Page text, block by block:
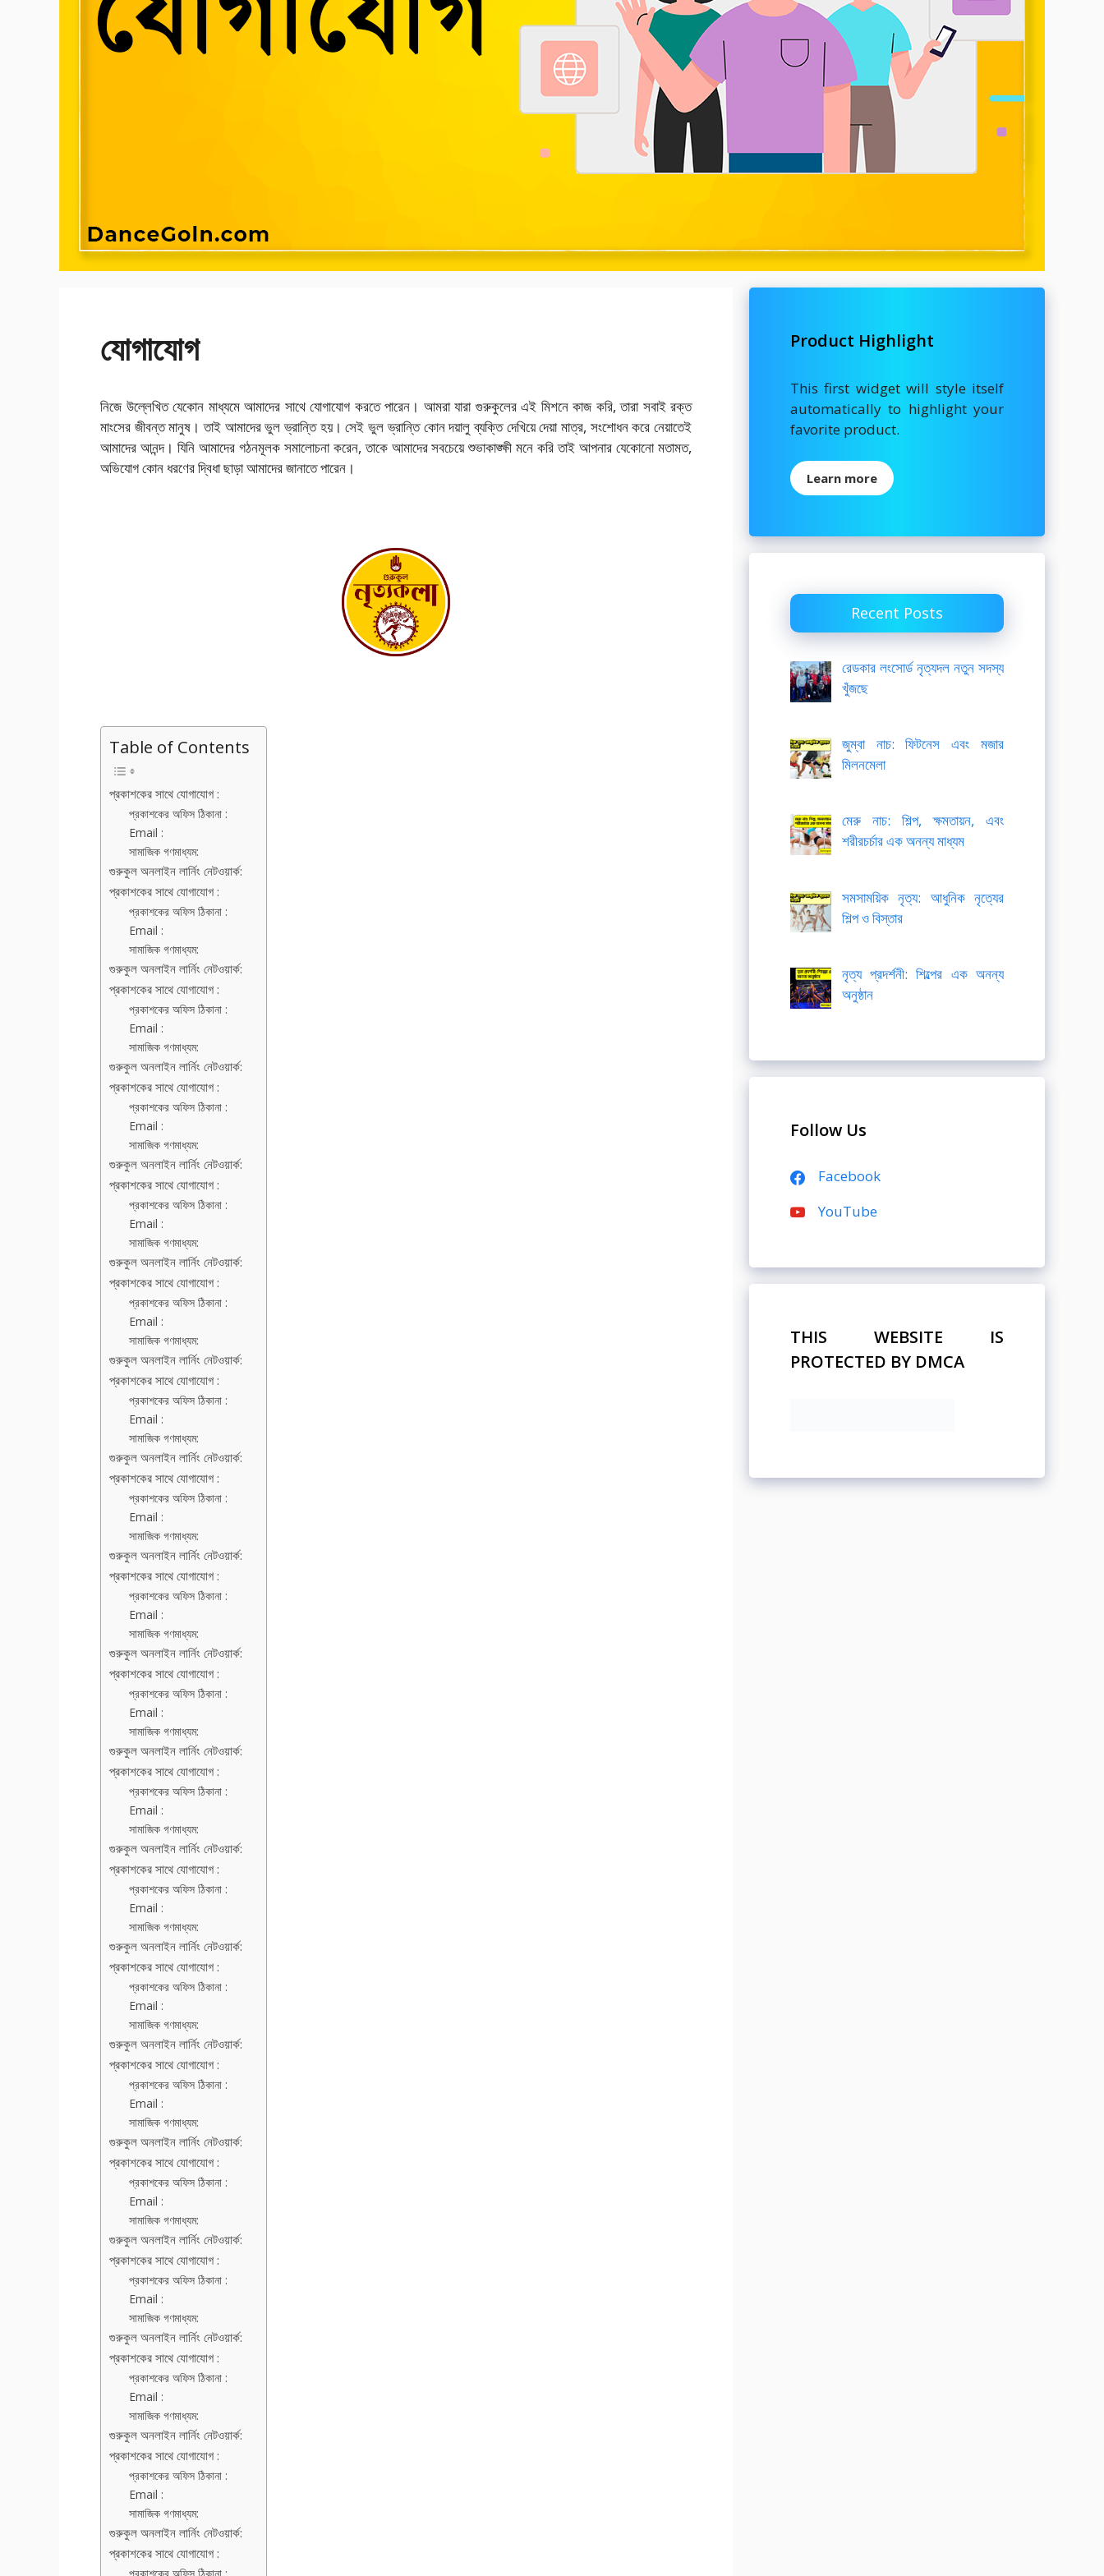
যোগাযোগ
নিজে উল্লেখিত যেকোন মাধ্যমে আমাদের সাথে যোগাযোগ করতে পারেন। আমরা যারা গুরুকুলের এই মিশনে কাজ করি, তারা সবাই রক্ত
মাংসের জীবন্ত মানুষ। তাই আমাদের ভুল ভ্রান্তি হয়। সেই ভুল ভ্রান্তি কোন দয়ালু ব্যক্তি দেখিয়ে দেয়া মাত্র, সংশোধন করে নেয়াতেই
আমাদের আনন্দ। যিনি আমাদের গঠনমূলক সমালোচনা করেন, তাকে আমাদের সবচেয়ে শুভাকাঙ্ক্ষী মনে করি তাই আপনার যেকোনো মতামত,
অভিযোগ কোন ধরণের দ্বিধা ছাড়া আমাদের জানাতে পারেন।
Table of Contents
প্রকাশকের সাথে যোগাযোগ :
প্রকাশকের অফিস ঠিকানা :
Email :
সামাজিক গণমাধ্যম:
গুরুকুল অনলাইন লার্নিং নেটওয়ার্ক:
প্রকাশকের সাথে যোগাযোগ :
প্রকাশকের অফিস ঠিকানা :
Email :
সামাজিক গণমাধ্যম:
গুরুকুল অনলাইন লার্নিং নেটওয়ার্ক:
প্রকাশকের সাথে যোগাযোগ :
প্রকাশকের অফিস ঠিকানা :
Email :
সামাজিক গণমাধ্যম:
গুরুকুল অনলাইন লার্নিং নেটওয়ার্ক:
প্রকাশকের সাথে যোগাযোগ :
প্রকাশকের অফিস ঠিকানা :
Email :
সামাজিক গণমাধ্যম:
গুরুকুল অনলাইন লার্নিং নেটওয়ার্ক:
প্রকাশকের সাথে যোগাযোগ :
প্রকাশকের অফিস ঠিকানা :
Email :
সামাজিক গণমাধ্যম:
গুরুকুল অনলাইন লার্নিং নেটওয়ার্ক:
প্রকাশকের সাথে যোগাযোগ :
প্রকাশকের অফিস ঠিকানা :
Email :
সামাজিক গণমাধ্যম:
গুরুকুল অনলাইন লার্নিং নেটওয়ার্ক:
প্রকাশকের সাথে যোগাযোগ :
প্রকাশকের অফিস ঠিকানা :
Email :
সামাজিক গণমাধ্যম:
গুরুকুল অনলাইন লার্নিং নেটওয়ার্ক:
প্রকাশকের সাথে যোগাযোগ :
প্রকাশকের অফিস ঠিকানা :
Email :
সামাজিক গণমাধ্যম:
গুরুকুল অনলাইন লার্নিং নেটওয়ার্ক:
প্রকাশকের সাথে যোগাযোগ :
প্রকাশকের অফিস ঠিকানা :
Email :
সামাজিক গণমাধ্যম:
গুরুকুল অনলাইন লার্নিং নেটওয়ার্ক:
প্রকাশকের সাথে যোগাযোগ :
প্রকাশকের অফিস ঠিকানা :
Email :
সামাজিক গণমাধ্যম:
গুরুকুল অনলাইন লার্নিং নেটওয়ার্ক:
প্রকাশকের সাথে যোগাযোগ :
প্রকাশকের অফিস ঠিকানা :
Email :
সামাজিক গণমাধ্যম:
গুরুকুল অনলাইন লার্নিং নেটওয়ার্ক:
প্রকাশকের সাথে যোগাযোগ :
প্রকাশকের অফিস ঠিকানা :
Email :
সামাজিক গণমাধ্যম:
গুরুকুল অনলাইন লার্নিং নেটওয়ার্ক:
প্রকাশকের সাথে যোগাযোগ :
প্রকাশকের অফিস ঠিকানা :
Email :
সামাজিক গণমাধ্যম:
গুরুকুল অনলাইন লার্নিং নেটওয়ার্ক:
প্রকাশকের সাথে যোগাযোগ :
প্রকাশকের অফিস ঠিকানা :
Email :
সামাজিক গণমাধ্যম:
গুরুকুল অনলাইন লার্নিং নেটওয়ার্ক:
প্রকাশকের সাথে যোগাযোগ :
প্রকাশকের অফিস ঠিকানা :
Email :
সামাজিক গণমাধ্যম:
গুরুকুল অনলাইন লার্নিং নেটওয়ার্ক:
প্রকাশকের সাথে যোগাযোগ :
প্রকাশকের অফিস ঠিকানা :
Email :
সামাজিক গণমাধ্যম:
গুরুকুল অনলাইন লার্নিং নেটওয়ার্ক:
প্রকাশকের সাথে যোগাযোগ :
প্রকাশকের অফিস ঠিকানা :
Email :
সামাজিক গণমাধ্যম:
গুরুকুল অনলাইন লার্নিং নেটওয়ার্ক:
প্রকাশকের সাথে যোগাযোগ :
প্রকাশকের অফিস ঠিকানা :
Email :
সামাজিক গণমাধ্যম:
গুরুকুল অনলাইন লার্নিং নেটওয়ার্ক:
প্রকাশকের সাথে যোগাযোগ :
Product Highlight
This first widget will style itself
automatically to highlight your
favorite product.
Learn more
Recent Posts
রেডকার লংসোর্ড নৃত্যদল নতুন সদস্য
খুঁজছে
জুম্বা নাচ: ফিটনেস এবং মজার
মিলনমেলা
মেরু নাচ: শিল্প, ক্ষমতায়ন, এবং
শরীরচর্চার এক অনন্য মাধ্যম
সমসাময়িক নৃত্য: আধুনিক নৃত্যের
শিল্প ও বিস্তার
নৃত্য প্রদর্শনী: শিল্পের এক অনন্য
অনুষ্ঠান
Follow Us
Facebook
YouTube
THIS WEBSITE IS
PROTECTED BY DMCA